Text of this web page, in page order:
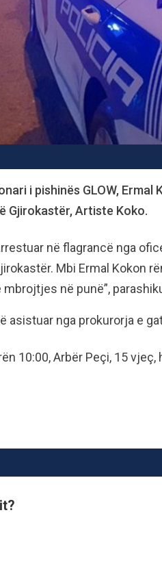
i pishinës GLOW, Ermal
Gjirokastër, Artiste Koko.
në flagrancë nga
Mbi Ermal Kokon
në punë”,
asistuar nga prokurorja e
10:00, Arbër Peçi, 15